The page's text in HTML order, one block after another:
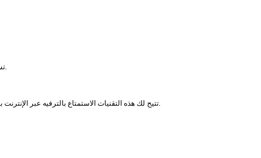
تسهّل هذه التطبيقات تتبع النفقات ووضع حدود لها.
تتيح لك هذه التقنيات الاستمتاع بالترفيه عبر الإنترنت بأمان مع تقليل المخاطر المالية ومخاطر البيانات.